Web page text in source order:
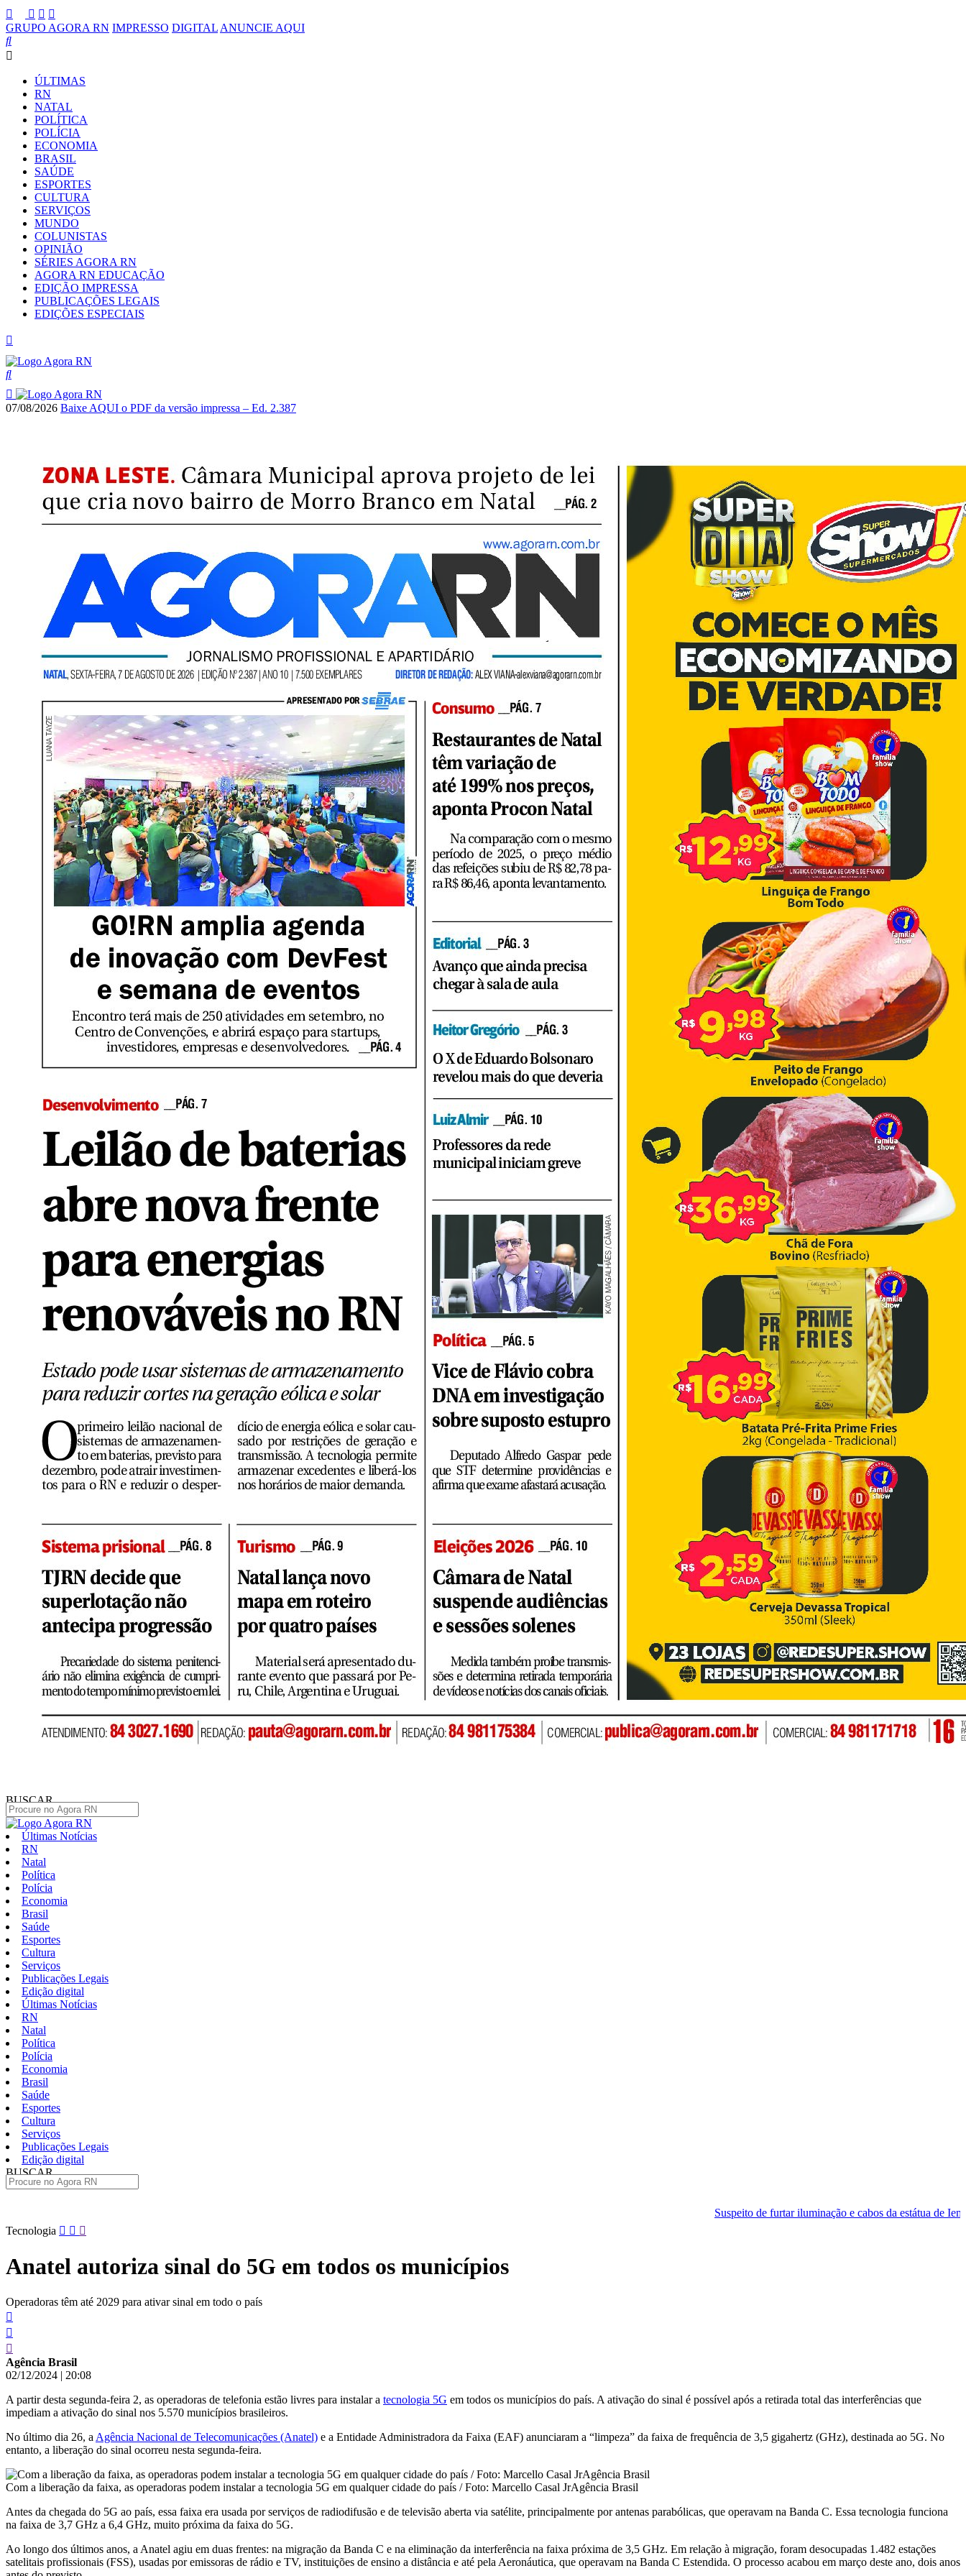
GRUPO AGORA RN IMPRESSO DIGITAL ANUNCIE AQUI
ÚLTIMAS
RN
NATAL
POLÍTICA
POLÍCIA
ECONOMIA
BRASIL
SAÚDE
ESPORTES
CULTURA
SERVIÇOS
MUNDO
COLUNISTAS
OPINIÃO
SÉRIES AGORA RN
AGORA RN EDUCAÇÃO
EDIÇÃO IMPRESSA
PUBLICAÇÕES LEGAIS
EDIÇÕES ESPECIAIS
07/08/2026 Baixe AQUI o PDF da versão impressa – Ed. 2.387
BUSCAR
Últimas Notícias
RN
Natal
Política
Polícia
Economia
Brasil
Saúde
Esportes
Cultura
Serviços
Publicações Legais
Edição digital
Últimas Notícias
RN
Natal
Política
Polícia
Economia
Brasil
Saúde
Esportes
Cultura
Serviços
Publicações Legais
Edição digital
BUSCAR
Suspeito de furtar iluminação e cabos da estátua de Iemanjá é preso em
Pular
conteúdo
Tecnologia
Anatel autoriza sinal do 5G em todos os municípios
Operadoras têm até 2029 para ativar sinal em todo o país
Agência Brasil
02/12/2024 | 20:08
A partir desta segunda-feira 2, as operadoras de telefonia estão livres para instalar a tecnologia 5G em todos os municípios do país. A ativação do sinal é possível após a retirada total das interferências que
impediam a ativação do sinal nos 5.570 municípios brasileiros.
No último dia 26, a Agência Nacional de Telecomunicações (Anatel) e a Entidade Administradora da Faixa (EAF) anunciaram a “limpeza” da faixa de frequência de 3,5 gigahertz (GHz), destinada ao 5G. No
entanto, a liberação do sinal ocorreu nesta segunda-feira.
Com a liberação da faixa, as operadoras podem instalar a tecnologia 5G em qualquer cidade do país / Foto: Marcello Casal JrAgência Brasil
Antes da chegada do 5G ao país, essa faixa era usada por serviços de radiodifusão e de televisão aberta via satélite, principalmente por antenas parabólicas, que operavam na Banda C. Essa tecnologia funciona
na faixa de 3,7 GHz a 6,4 GHz, muito próxima da faixa do 5G.
Ao longo dos últimos anos, a Anatel agiu em duas frentes: na migração da Banda C e na eliminação da interferência na faixa próxima de 3,5 GHz. Em relação à migração, foram desocupadas 1.482 estações
satelitais profissionais (FSS), usadas por emissoras de rádio e TV, instituições de ensino a distância e até pela Aeronáutica, que operavam na Banda C Estendida. O processo acabou em março deste ano, dois anos